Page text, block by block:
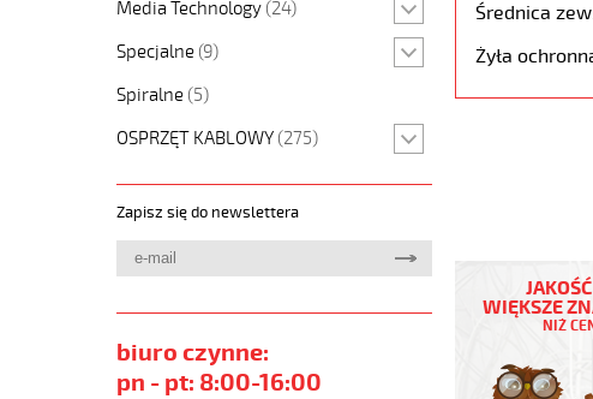
Media Technology (24)
Specjalne (9)
Spiralne (5)
OSPRZĘT KABLOWY (275)
Zapisz się do newslettera
biuro czynne:
pn - pt: 8:00-16:00
Średnica
Żyła
3G70
Kabel
450/750V
WIĘKSZE
NIŻ